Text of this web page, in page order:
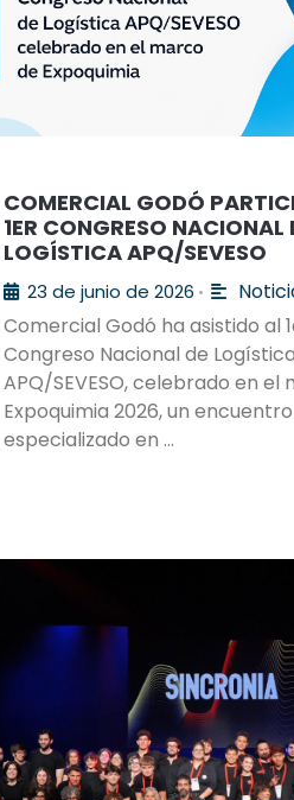
COMERCIAL GODÓ
1ER CONGRESO NACIONAL
LOGÍSTICA APQ/SEVESO
23 de junio de 2026 •
Comercial Godó ha asistido al
Congreso Nacional de Logística
APQ/SEVESO, celebrado en el
Expoquimia 2026, un encuentro
especializado en …